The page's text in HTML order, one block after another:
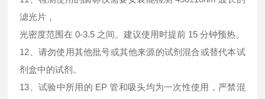
滤光片，
光密度范围在 0-3.5 之间。建议使用时提前 15 分钟预热。
12、请勿使用其他批号或其他来源的试剂混合或替代本试
剂盒中的试剂。
13、试验中所用的 EP 管和吸头均为一次性使用，严禁混